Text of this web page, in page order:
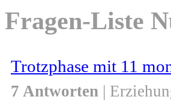
Fragen-Liste
Trotzphase mit 11
7 Antworten |